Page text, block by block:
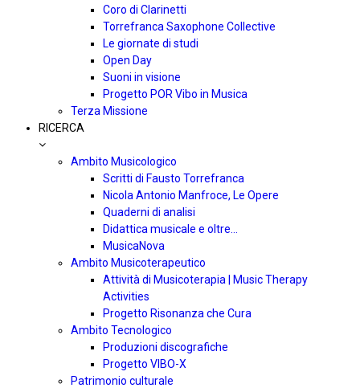
Coro di Clarinetti
Torrefranca Saxophone Collective
Le giornate di studi
Open Day
Suoni in visione
Progetto POR Vibo in Musica
Terza Missione
RICERCA
Ambito Musicologico
Scritti di Fausto Torrefranca
Nicola Antonio Manfroce, Le Opere
Quaderni di analisi
Didattica musicale e oltre…
MusicaNova
Ambito Musicoterapeutico
Attività di Musicoterapia | Music Therapy
Activities
Progetto Risonanza che Cura
Ambito Tecnologico
Produzioni discografiche
Progetto VIBO-X
Patrimonio culturale